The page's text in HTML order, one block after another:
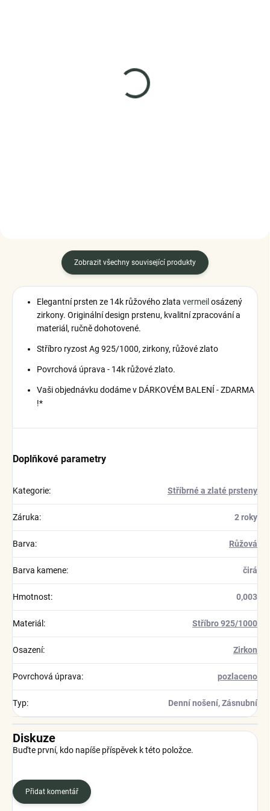
Zobrazit všechny související produkty
Elegantní prsten ze 14k růžového zlata vermeil osázený
zirkony. Originální design prstenu, kvalitní zpracování a
materiál, ručně dohotovené.
Stříbro ryzost Ag 925/1000, zirkony, růžové zlato
Povrchová úprava - 14k růžové zlato.
Vaši objednávku dodáme v DÁRKOVÉM BALENÍ - ZDARMA
!*
Doplňkové parametry
Kategorie: Stříbrné a zlaté prsteny
Záruka: 2 roky
Barva: Růžová
Barva kamene: čirá
Hmotnost: 0,003
Materiál : Stříbro 925/1000
Osazení: Zirkon
Povrchová úprava: pozlaceno
Typ: Denní nošení, Zásnubní
Diskuze
Buďte první, kdo napíše příspěvek k této položce.
Přidat komentář